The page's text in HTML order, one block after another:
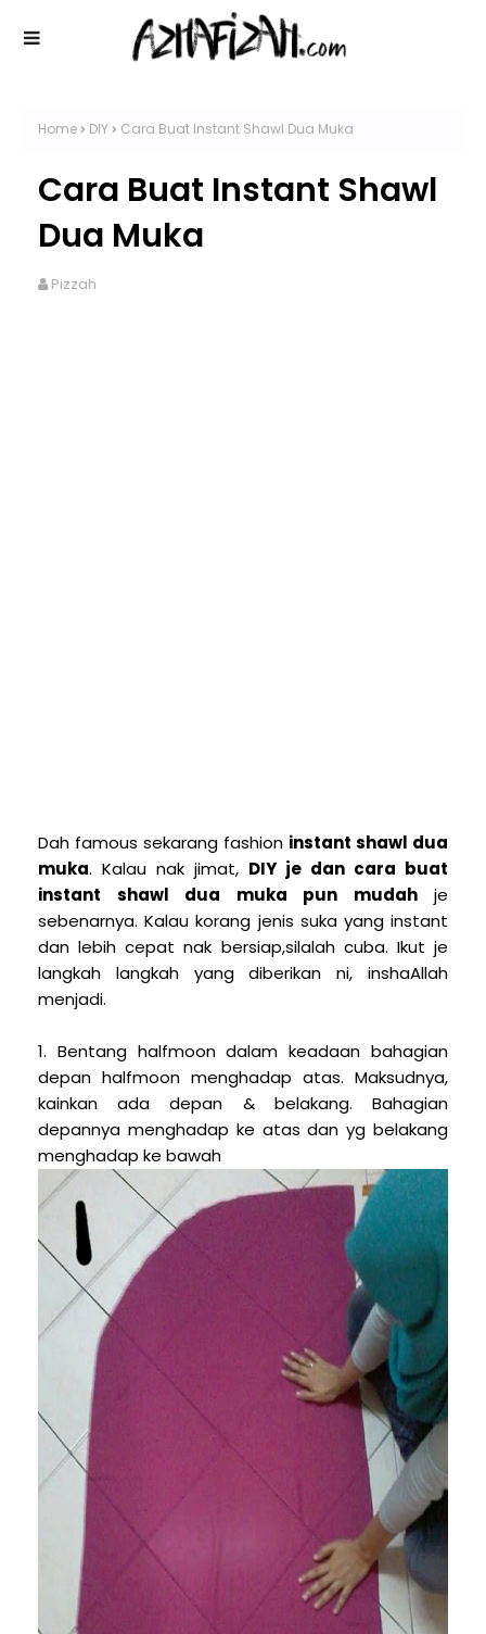
Home DIY Cara Buat Instant Shawl Dua Muka
Cara Buat Instant Shawl
Dua Muka
Pizzah
Dah famous sekarang fashion instant shawl dua
muka. Kalau nak jimat, DIY je dan cara buat
instant shawl dua muka pun mudahje
sebenarnya. Kalau korang jenis suka yang instant
dan lebih cepat nak bersiap,silalah cuba. Ikut je
langkah langkah yang diberikan ni, inshaAllah
menjadi.
1. Bentang halfmoon dalam keadaan bahagian
depan halfmoon menghadap atas. Maksudnya,
kainkan ada depan & belakang. Bahagian
depannya menghadap ke atas dan yg belakang
menghadap ke bawah